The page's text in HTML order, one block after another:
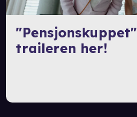
traileren her!